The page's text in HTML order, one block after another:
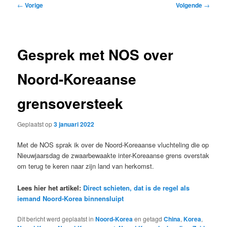
Bericht
← Vorige Volgende →
Gesprek met NOS over
Noord-Koreaanse
grensoversteek
Geplaatst op3 januari 2022
Met de NOS sprak ik over de Noord-Koreaanse vluchteling die op
Nieuwjaarsdag de zwaarbewaakte inter-Koreaanse grens overstak
om terug te keren naar zijn land van herkomst.
Lees hier het artikel: Direct schieten, dat is de regel als
iemand Noord-Korea binnensluipt
Dit bericht werd geplaatst inNoord-Koreaen getagdChina,Korea,